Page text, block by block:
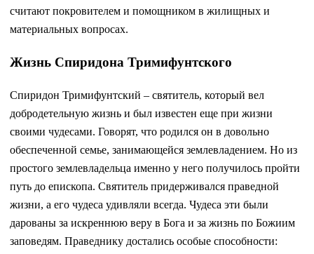
считают покровителем и помощником в жилищных и
материальных вопросах.
Жизнь Спиридона Тримифунтского
Спиридон Тримифунтский – святитель, который вел
добродетельную жизнь и был известен еще при жизни
своими чудесами. Говорят, что родился он в довольно
обеспеченной семье, занимающейся землевладением. Но из
простого землевладельца именно у него получилось пройти
путь до епископа. Святитель придерживался праведной
жизни, а его чудеса удивляли всегда. Чудеса эти были
дарованы за искреннюю веру в Бога и за жизнь по Божиим
заповедям. Праведнику достались особые способности: